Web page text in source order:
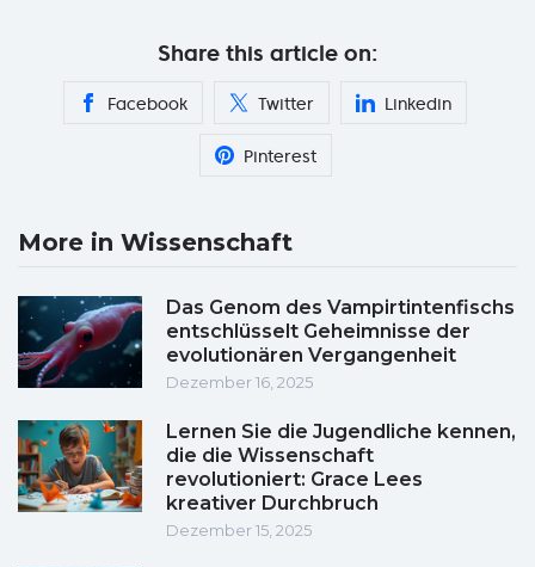
Share this article on:
Facebook Twitter Linkedin
Pinterest
More in Wissenschaft
Das Genom des Vampirtintenfischs
entschlüsselt Geheimnisse der
evolutionären Vergangenheit
Dezember 16, 2025
Lernen Sie die Jugendliche kennen,
die die Wissenschaft
revolutioniert: Grace Lees
kreativer Durchbruch
Dezember 15, 2025